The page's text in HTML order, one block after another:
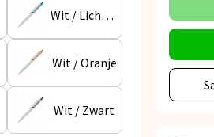
Wit / Lichtblauw
Wit / Oranje
Wit / Zwart